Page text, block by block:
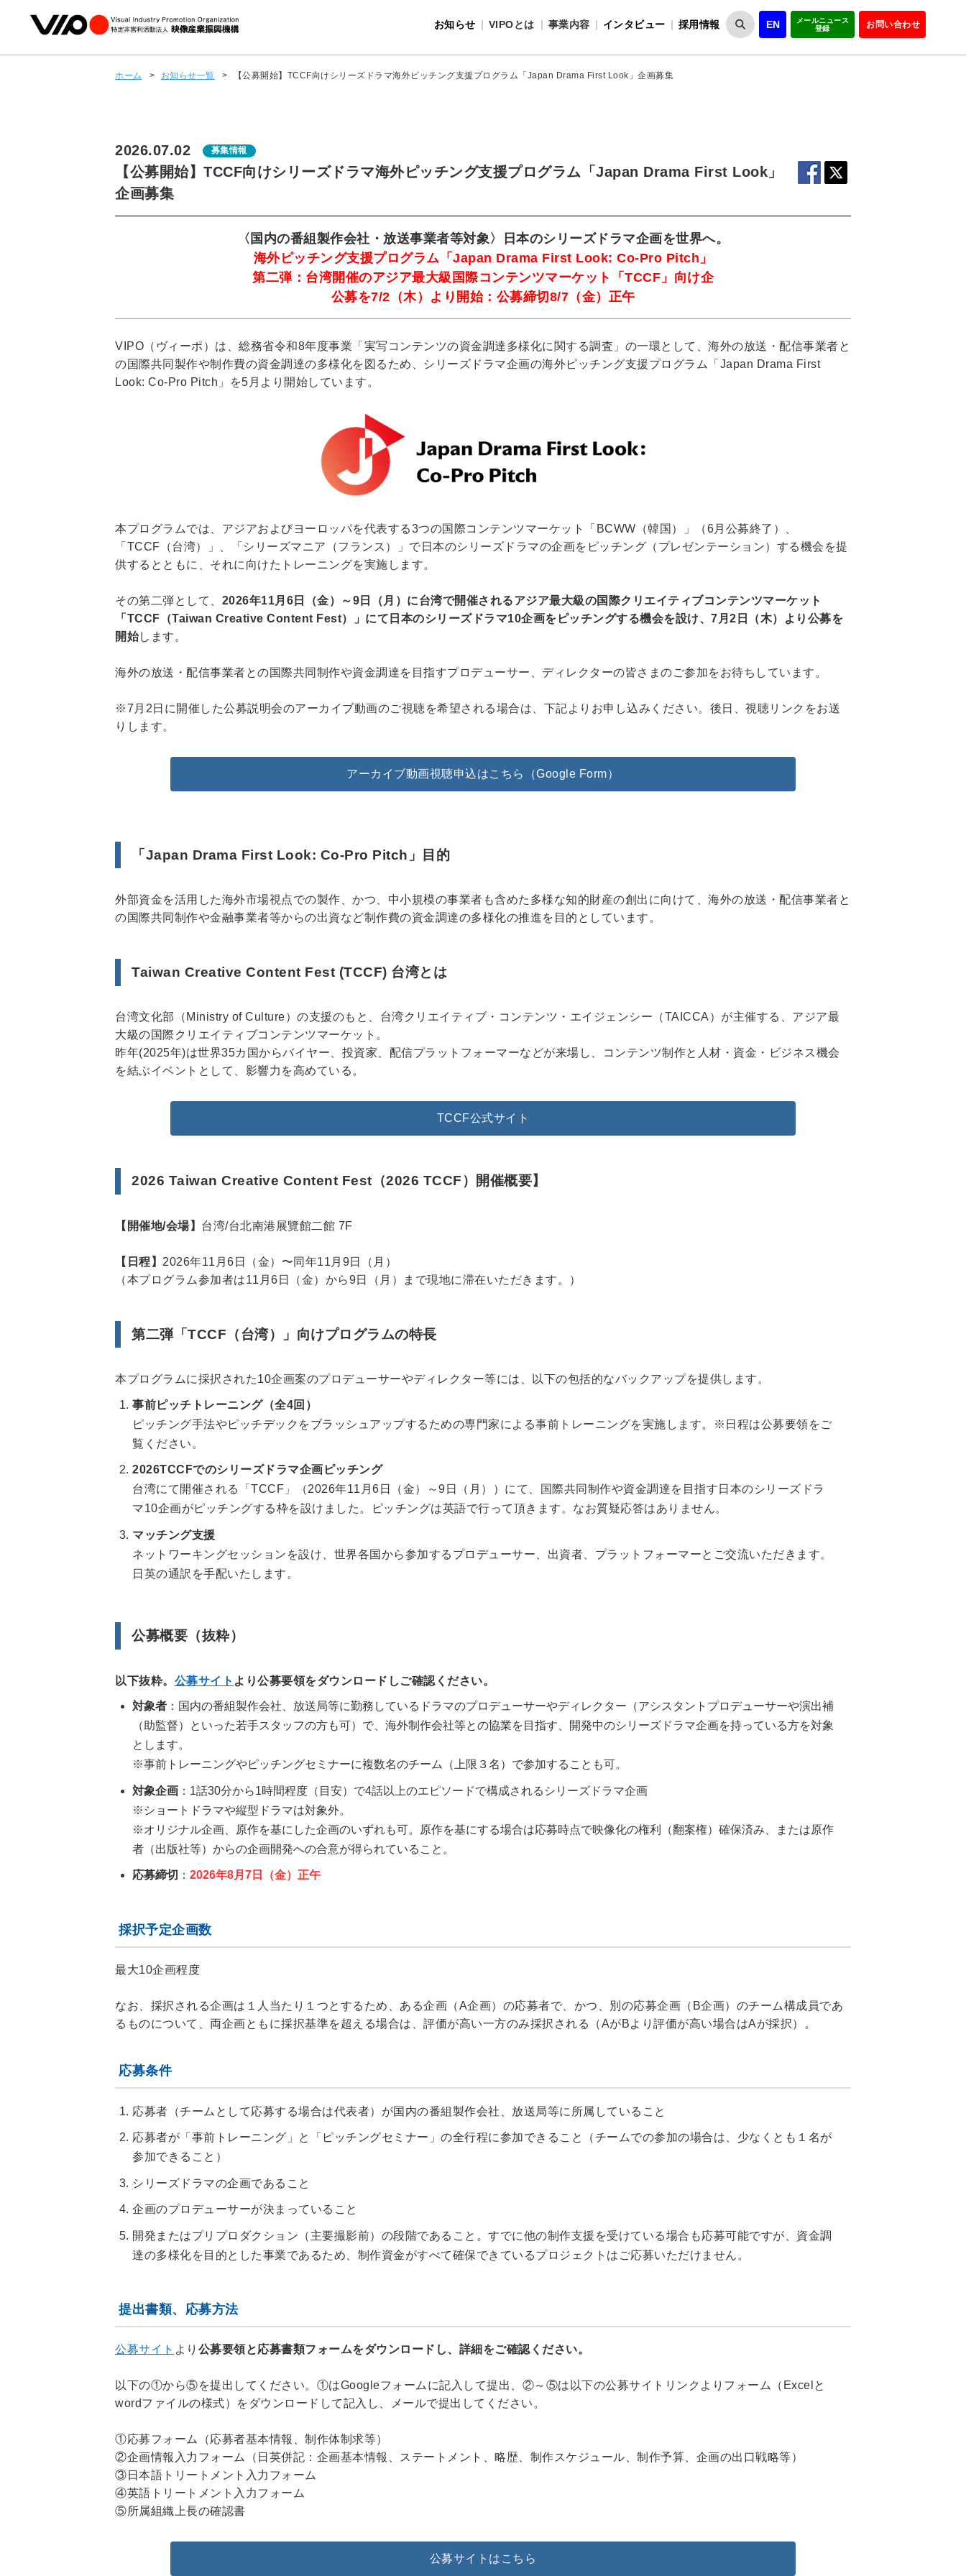
お知らせ VIPOとは
VIPOとは
事業内容
インタビュー 採用情報 EN
メールニュース
登録
お問い合わせ
ホーム > お知らせ一覧 > 【公募開始】TCCF向けシリーズドラマ海外ピッチング支援プログラム「Japan Drama First Look」企画募集
2026.07.02 募集情報
【公募開始】TCCF向けシリーズドラマ海外ピッチング支援プログラム「Japan Drama First Look」
企画募集
〈国内の番組製作会社・放送事業者等対象〉日本のシリーズドラマ企画を世界へ。
海外ピッチング支援プログラム「Japan Drama First Look: Co-Pro Pitch」
第二弾：台湾開催のアジア最大級国際コンテンツマーケット「TCCF」向け企
公募を7/2（木）より開始：公募締切8/7（金）正午
VIPO（ヴィーポ）は、総務省令和8年度事業「実写コンテンツの資金調達多様化に関する調査」の一環として、海外の放送・配信事業者と
の国際共同製作や制作費の資金調達の多様化を図るため、シリーズドラマ企画の海外ピッチング支援プログラム「Japan Drama First
Look: Co-Pro Pitch」を5月より開始しています。
本プログラムでは、アジアおよびヨーロッパを代表する3つの国際コンテンツマーケット「BCWW（韓国）」（6月公募終了）、
「TCCF（台湾）」、「シリーズマニア（フランス）」で日本のシリーズドラマの企画をピッチング（プレゼンテーション）する機会を提
供するとともに、それに向けたトレーニングを実施します。
その第二弾として、 2026年11月6日（金）～9日（月）に台湾で開催されるアジア最大級の国際クリエイティブコンテンツマーケット
「TCCF（Taiwan Creative Content Fest）」にて日本のシリーズドラマ10企画をピッチングする機会を設け、7月2日（木）より公募を
開始します。
海外の放送・配信事業者との国際共同制作や資金調達を目指すプロデューサー、ディレクターの皆さまのご参加をお待ちしています。
※7月2日に開催した公募説明会のアーカイブ動画のご視聴を希望される場合は、下記よりお申し込みください。後日、視聴リンクをお送
りします。
アーカイブ動画視聴申込はこちら（Google Form）
「Japan Drama First Look: Co-Pro Pitch」目的
外部資金を活用した海外市場視点での製作、かつ、中小規模の事業者も含めた多様な知的財産の創出に向けて、海外の放送・配信事業者と
の国際共同制作や金融事業者等からの出資など制作費の資金調達の多様化の推進を目的としています。
Taiwan Creative Content Fest (TCCF) 台湾とは
台湾文化部（Ministry of Culture）の支援のもと、台湾クリエイティブ・コンテンツ・エイジェンシー（TAICCA）が主催する、アジア最
大級の国際クリエイティブコンテンツマーケット。
昨年(2025年)は世界35カ国からバイヤー、投資家、配信プラットフォーマーなどが来場し、コンテンツ制作と人材・資金・ビジネス機会
を結ぶイベントとして、影響力を高めている。
TCCF公式サイト
2026 Taiwan Creative Content Fest（2026 TCCF）開催概要】
【開催地/会場】 台湾/台北南港展覽館二館 7F
【日程】 2026年11月6日（金）〜同年11月9日（月）
（本プログラム参加者は11月6日（金）から9日（月）まで現地に滞在いただきます。）
第二弾「TCCF（台湾）」向けプログラムの特長
本プログラムに採択された10企画案のプロデューサーやディレクター等には、以下の包括的なバックアップを提供します。
事前ピッチトレーニング（全4回）
ピッチング手法やピッチデックをブラッシュアップするための専門家による事前トレーニングを実施します。※日程は公募要領をご
覧ください。
2026TCCFでのシリーズドラマ企画ピッチング
台湾にて開催される「TCCF」（2026年11月6日（金）～9日（月））にて、国際共同制作や資金調達を目指す日本のシリーズドラ
マ10企画がピッチングする枠を設けました。ピッチングは英語で行って頂きます。なお質疑応答はありません。
マッチング支援
ネットワーキングセッションを設け、世界各国から参加するプロデューサー、出資者、プラットフォーマーとご交流いただきます。
日英の通訳を手配いたします。
公募概要（抜粋）
以下抜粋。 公募サイト より公募要領をダウンロードしご確認ください。
対象者 ：国内の番組製作会社、放送局等に勤務しているドラマのプロデューサーやディレクター（アシスタントプロデューサーや演出補
（助監督）といった若手スタッフの方も可）で、海外制作会社等との協業を目指す、開発中のシリーズドラマ企画を持っている方を対象
とします。
※事前トレーニングやピッチングセミナーに複数名のチーム（上限３名）で参加することも可。
対象企画 ：1話30分から1時間程度（目安）で4話以上のエピソードで構成されるシリーズドラマ企画
※ショートドラマや縦型ドラマは対象外。
※オリジナル企画、原作を基にした企画のいずれも可。原作を基にする場合は応募時点で映像化の権利（翻案権）確保済み、または原作
者（出版社等）からの企画開発への合意が得られていること。
応募締切 ： 2026年8月7日（金）正午
採択予定企画数
最大10企画程度
なお、採択される企画は１人当たり１つとするため、ある企画（A企画）の応募者で、かつ、別の応募企画（B企画）のチーム構成員であ
るものについて、両企画ともに採択基準を超える場合は、評価が高い一方のみ採択される（AがBより評価が高い場合はAが採択）。
応募条件
応募者（チームとして応募する場合は代表者）が国内の番組製作会社、放送局等に所属していること
応募者が「事前トレーニング」と「ピッチングセミナー」の全行程に参加できること（チームでの参加の場合は、少なくとも１名が
参加できること）
シリーズドラマの企画であること
企画のプロデューサーが決まっていること
開発またはプリプロダクション（主要撮影前）の段階であること。すでに他の制作支援を受けている場合も応募可能ですが、資金調
達の多様化を目的とした事業であるため、制作資金がすべて確保できているプロジェクトはご応募いただけません。
提出書類、応募方法
公募サイト より 公募要領と応募書類フォームをダウンロードし、詳細をご確認ください。
以下の①から⑤を提出してください。①はGoogleフォームに記入して提出、②～⑤は以下の公募サイトリンクよりフォーム（Excelと
wordファイルの様式）をダウンロードして記入し、メールで提出してください。
①応募フォーム（応募者基本情報、制作体制求等）
②企画情報入力フォーム（日英併記：企画基本情報、ステートメント、略歴、制作スケジュール、制作予算、企画の出口戦略等）
③日本語トリートメント入力フォーム
④英語トリートメント入力フォーム
⑤所属組織上長の確認書
公募サイトはこちら